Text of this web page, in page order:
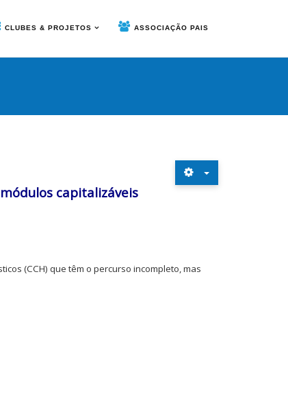
CLUBES & PROJETOS ASSOCIAÇÃO PAIS
capitalizáveis
(CCH) que têm o percurso incompleto, mas